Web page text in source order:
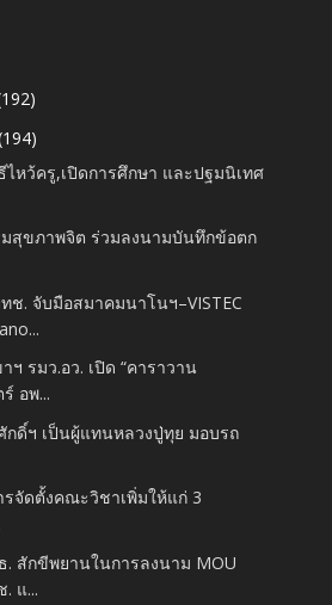
หว้ครู,เปิดการศึกษา และปฐมนิเทศ
สุขภาพจิต ร่วมลงนามบันทึกข้อตก
ช. จับมือสมาคมนาโนฯ–VISTEC
ฯ รมว.อว. เปิด “คาราวาน
อพ...
กดิ์ฯ เป็นผู้แทนหลวงปู่ทุย มอบรถ
รจัดตั้งคณะวิชาเพิ่มให้แก่ 3
. สักขีพยานในการลงนาม MOU
. แ...